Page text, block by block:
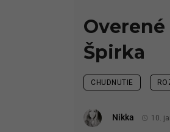
Overené
Špirka
CHUDNUTIE
Nikka 10.